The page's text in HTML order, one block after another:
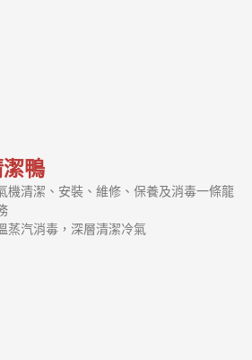
鴨
機清潔、安裝、維修、保養及消毒一條龍
蒸汽消毒，深層清潔冷氣